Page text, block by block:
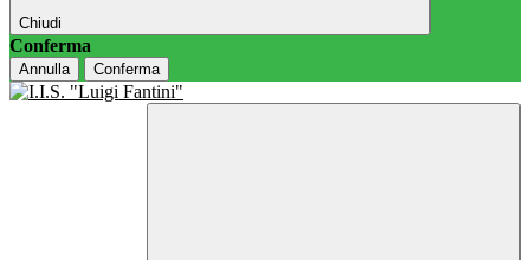
Chiudi
Conferma
Annulla Conferma